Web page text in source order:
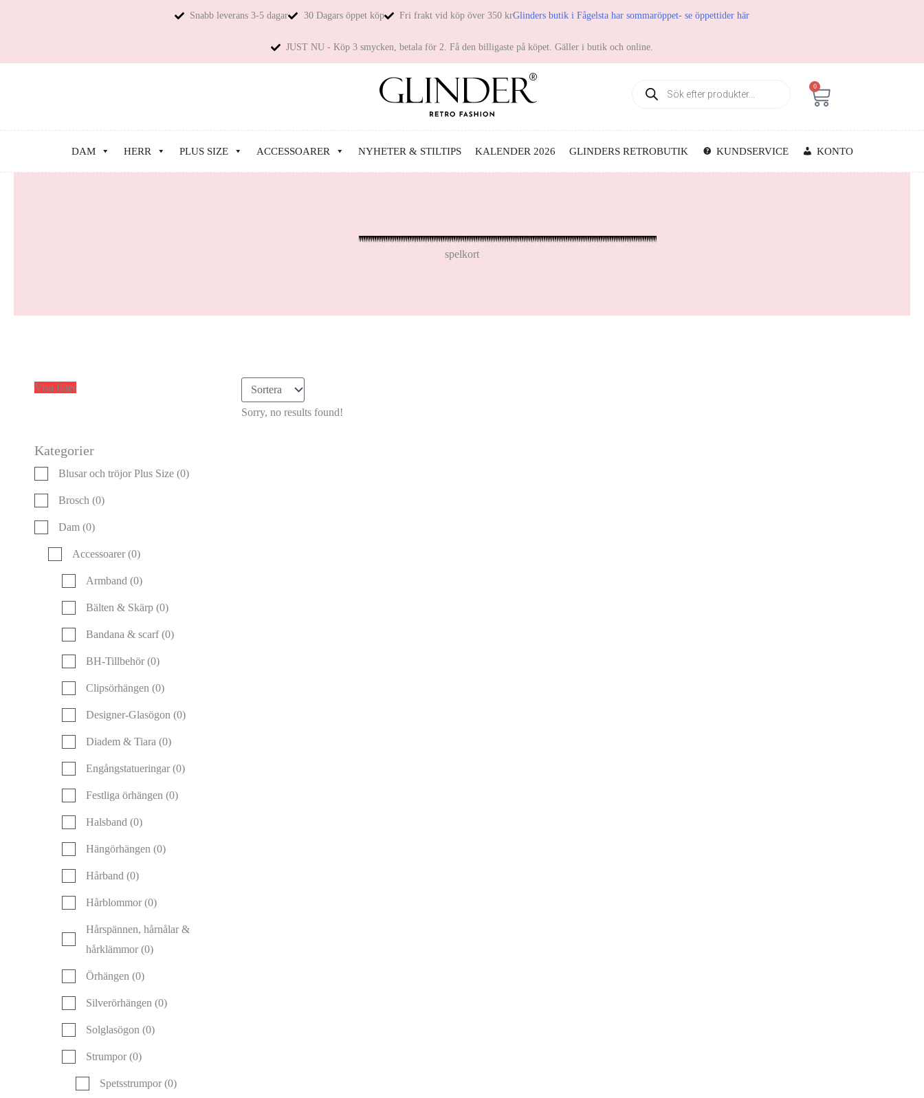
Snabb leverans 3-5 dagar 30 Dagars öppet köp Fri frakt vid köp över 350 krGlinders butik i Fågelsta har sommaröppet- se öppettider här
JUST NU - Köp 3 smycken, betala för 2. Få den billigaste på köpet. Gäller i butik och online.
0
DAM HERR PLUS SIZE ACCESSOARER NYHETER & STILTIPS KALENDER 2026 GLINDERS RETROBUTIK KUNDSERVICE KONTO
spelkort
Visa filter
Kategorier
Blusar och tröjor Plus Size (0)
Brosch (0)
Dam (0)
Accessoarer (0)
Armband (0)
Bälten & Skärp (0)
Bandana & scarf (0)
BH-Tillbehör (0)
Clipsörhängen (0)
Designer-Glasögon (0)
Diadem & Tiara (0)
Engångstatueringar (0)
Festliga örhängen (0)
Halsband (0)
Hängörhängen (0)
Hårband (0)
Hårblommor (0)
Hårspännen, hårnålar &
hårklämmor (0)
Örhängen (0)
Silverörhängen (0)
Solglasögon (0)
Strumpor (0)
Spetsstrumpor (0)
Sorry, no results found!